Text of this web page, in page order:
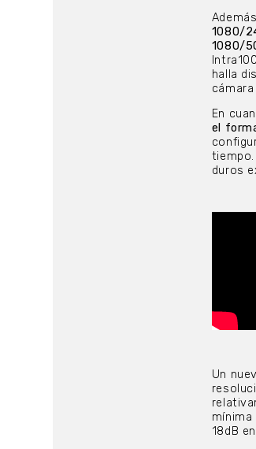
1080/
1080/
halla
En
el
tiempo.
duros
Un
18dB